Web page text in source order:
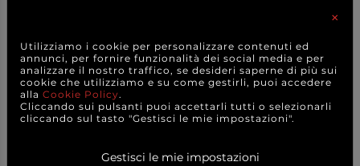
Tagliere in legno di acacia
Vassoio in legno di acacia
×
Utilizziamo i cookie per personalizzare contenuti ed
annunci, per fornire funzionalità dei social media e per
analizzare il nostro traffico, se desideri saperne di più sui
cookie che utilizziamo e su come gestirli, puoi accedere
alla Cookie Policy.
Cliccando sui pulsanti puoi accettarli tutti o selezionarli
cliccando sul tasto "Gestisci le mie impostazioni".
Gestisci le mie impostazioni